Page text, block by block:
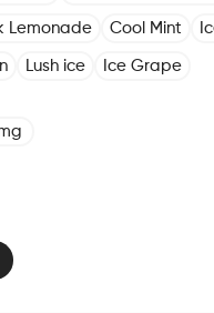
Lemonade Cool Mint
Lush ice Ice Grape